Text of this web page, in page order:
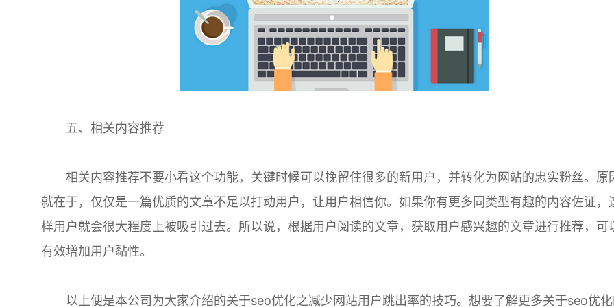
五、相关内容推荐
相关内容推荐不要小看这个功能，关键时候可以挽留住很多的新用户，并转化为网站的忠实粉丝。原
就在于，仅仅是一篇优质的文章不足以打动用户，让用户相信你。如果你有更多同类型有趣的内容佐证，
样用户就会很大程度上被吸引过去。所以说，根据用户阅读的文章，获取用户感兴趣的文章进行推荐，可
有效增加用户黏性。
以上便是本公司为大家介绍的关于seo优化之减少网站用户跳出率的技巧。想要了解更多关于seo优